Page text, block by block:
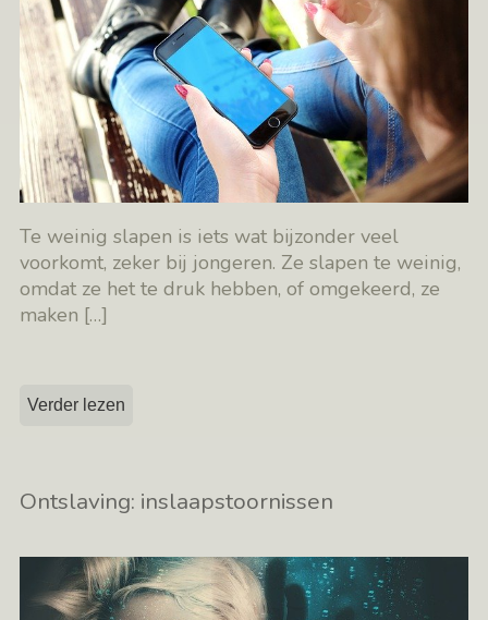
Te weinig slapen is iets wat bijzonder veel
voorkomt, zeker bij jongeren. Ze slapen te weinig,
omdat ze het te druk hebben, of omgekeerd, ze
maken […]
Verder lezen
Ontslaving: inslaapstoornissen